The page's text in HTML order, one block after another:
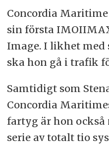
Concordia
sin första
Image. I likhet
ska hon gå i trafik
Samtidigt som
Concordia
fartyg är hon också
serie av totalt tio